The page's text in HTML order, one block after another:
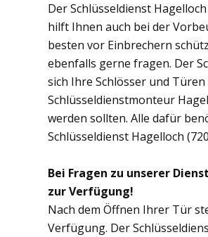
Der Schlüsseldienst
hilft Ihnen auch bei der
besten vor Einbrechern
ebenfalls gerne fragen. Der
sich Ihre Schlösser und
Schlüsseldienstmonteur
werden sollten. Alle dafür
Schlüsseldienst Hagelloch
Bei Fragen zu unserer
zur Verfügung!
Nach dem Öffnen Ihrer Tür
Verfügung. Der